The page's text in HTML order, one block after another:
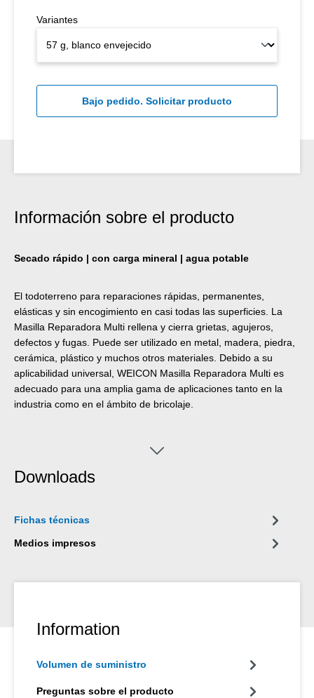
Variantes
Bajo pedido. Solicitar producto
Información sobre el producto
Secado rápido | con carga mineral | agua potable
El todoterreno para reparaciones rápidas, permanentes,
elásticas y sin encogimiento en casi todas las superficies. La
Masilla Reparadora Multi rellena y cierra grietas, agujeros,
defectos y fugas. Puede ser utilizado en metal, madera, piedra,
cerámica, plástico y muchos otros materiales. Debido a su
aplicabilidad universal, WEICON Masilla Reparadora Multi es
adecuado para una amplia gama de aplicaciones tanto en la
industria como en el ámbito de bricolaje.
Downloads
Fichas técnicas
Medios impresos
Information
Volumen de suministro
Preguntas sobre el producto